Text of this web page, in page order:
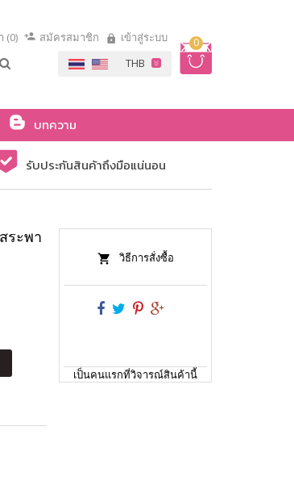
0
(0) สมัครสมาชิก เข้าสู่ระบบ
บทความ
รับประกันสินค้าถึงมือแน่นอน
ระพา
วิธีการสั่งซื้อ
เป็นคนแรกที่วิจารณ์สินค้านี้